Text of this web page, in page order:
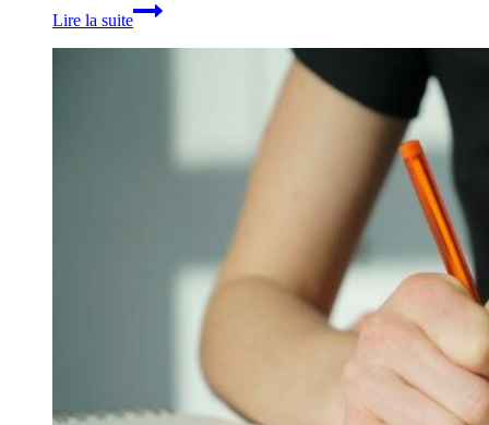
Lire la suiteponctuation